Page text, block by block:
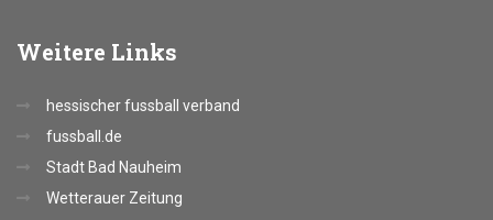
Weitere Links
hessischer fussball verband
fussball.de
Stadt Bad Nauheim
Wetterauer Zeitung